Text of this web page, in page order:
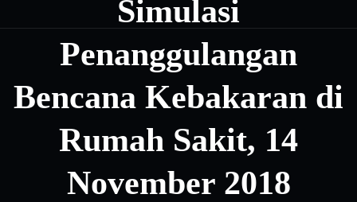
Simulasi
Penanggulangan
Bencana Kebakaran di
Rumah Sakit, 14
November 2018